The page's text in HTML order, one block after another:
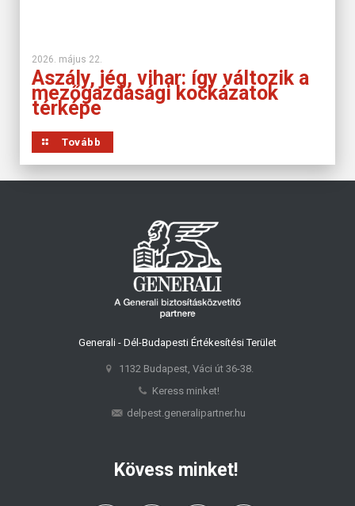
2026. május 22.
Aszály, jég, vihar: így változik a
mezőgazdasági kockázatok
térképe
Tovább
Generali - Dél-Budapesti Értékesítési Terület
1132 Budapest, Váci út 36-38.
Keress minket!
delpest.generalipartner.hu
Kövess minket!